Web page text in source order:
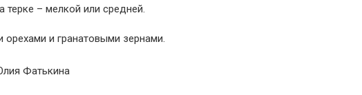
терке – мелкой или средней.
орехами и гранатовыми зернами.
Фатькина